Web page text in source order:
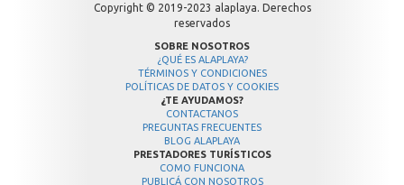
Copyright © 2019-2023 alaplaya. Derechos
reservados
SOBRE NOSOTROS
¿QUÉ ES ALAPLAYA?
TÉRMINOS Y CONDICIONES
POLÍTICAS DE DATOS Y COOKIES
¿TE AYUDAMOS?
CONTACTANOS
PREGUNTAS FRECUENTES
BLOG ALAPLAYA
PRESTADORES TURÍSTICOS
COMO FUNCIONA
PUBLICÁ CON NOSOTROS